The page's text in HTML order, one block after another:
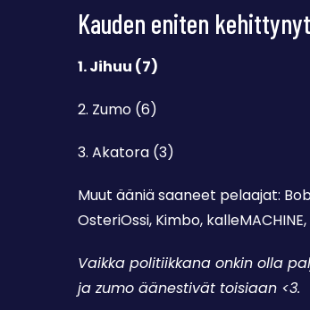
Kauden eniten
1. Jihuu (7)
2. Zumo (6)
3. Akatora (3)
Muut ääniä saaneet pelaajat:
OsteriOssi, Kimbo,
Vaikka politiikkana onkin olla
ja zumo äänestivät toisiaan <3.